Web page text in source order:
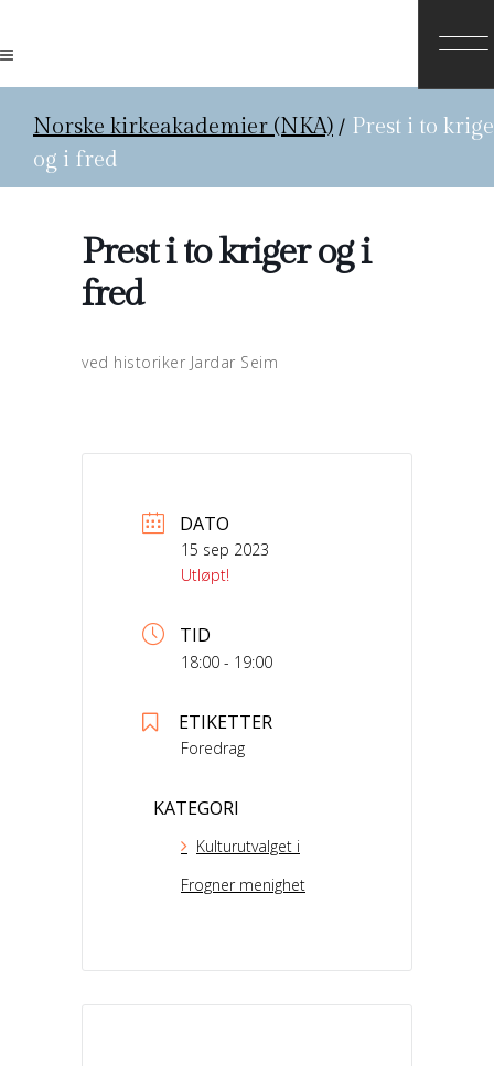
Norske kirkeakademier (NKA) / Prest i to
og i fred
Prest i to kriger og i
fred
ved historiker Jardar Seim
DATO
15 sep 2023
Utløpt!
TID
18:00 - 19:00
ETIKETTER
Foredrag
KATEGORI
Kulturutvalget i
Frogner menighet